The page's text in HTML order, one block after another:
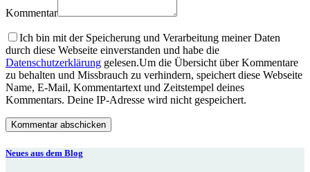
Kommentar
Ich bin mit der Speicherung und Verarbeitung meiner Daten
durch diese Webseite einverstanden und habe die
Datenschutzerklärung gelesen.Um die Übersicht über Kommentare
zu behalten und Missbrauch zu verhindern, speichert diese Webseite
Name, E-Mail, Kommentartext und Zeitstempel deines
Kommentars. Deine IP-Adresse wird nicht gespeichert.
Neues aus dem Blog